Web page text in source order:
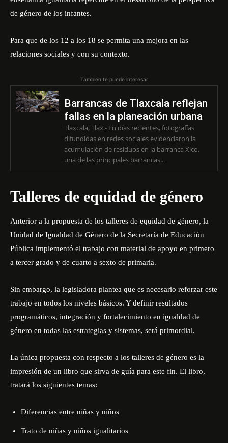
de género de los infantes.
Para que de los 12 a los 18 se permita una mejora en las
relaciones sociales y con su contexto.
También te puede interesar
Barrancas de Tlaxcala reflejan
fallas en la planeación urbana
Tlaxcala, Tlax.- En días recientes, fotografías
difundidas en redes sociales evidenciaron la
acumulación de residuos en la barranca Xico,
una de las principales barrancas...
Talleres de equidad de género
Anterior a la propuesta de los talleres de equidad de género, la
Unidad de Igualdad de Género de la Secretaría de Educación
Pública implementó el trabajo con material de apoyo en primero
a tercer grado y de cuarto a sexto de primaria.
Sin embargo, la legisladora plantea que es necesario reforzar este
trabajo en todos los niveles básicos. Y definir resultados
programáticos, integración y fortalecimiento en igualdad de
género en todas las estrategias y sistemas, será primordial.
La única propuesta con respecto a los talleres de género es la
impresión de un libro que sirva de guía para este fin. El libro,
tratará los siguientes temas:
Diferencias entre niñas y niños
Trato de niñas y niños igualitarios